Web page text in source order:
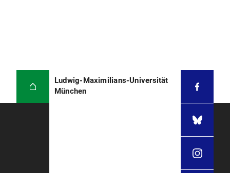
Ludwig-Maximilians-Universität
München